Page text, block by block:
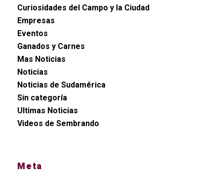
Curiosidades del Campo y la Ciudad
Empresas
Eventos
Ganados y Carnes
Mas Noticias
Noticias
Noticias de Sudamérica
Sin categoría
Ultimas Noticias
Videos de Sembrando
Meta